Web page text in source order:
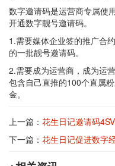
数字邀请码是运营商专属使
开通数字靓号邀请码。
1.需要媒体企业签的推广合
的一批靓号邀请码。
2.需要成为运营商，成为运
包含自己直推的100个直属
金。
上一篇： 花生日记邀请码
下一篇： 花生日记促进数字